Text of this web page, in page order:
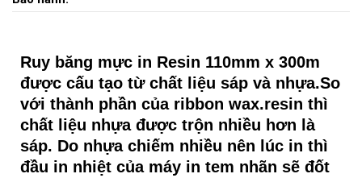
Ruy băng mực in Resin 110mm x 300m
được cấu tạo từ chất liệu sáp và nhựa.So
với thành phần của ribbon wax.resin thì
chất liệu nhựa được trộn nhiều hơn là
sáp. Do nhựa chiếm nhiều nên lúc in thì
đầu in nhiệt của máy in tem nhãn sẽ đốt